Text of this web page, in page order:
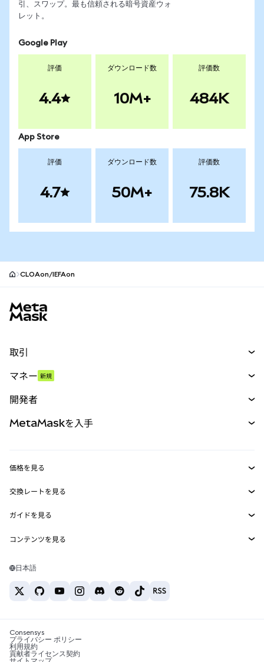
引、スワップ。最も信頼される暗号資産ウォ
レット。
Google Play
評価
4.4
ダウンロード数
10M+
評価数
484K
App Store
評価
4.7
ダウンロード数
50M+
評価数
75.8K
CLOAon/IEFAon
取引
パーペチュアル
RWA
マネー 新規
開発者
MetaMask Connect
Snaps
Web3サービス
MetaMaskを入手
セキュリティ
サポート
キャリア
お問い合わせ
価格を見る
イーサリアムの価格
Solanaの価格
Tetherの価格
交換レートを見る
ETH→USD
USDT→INR
BTC→INR
ETH→USDT
ガイドを見る
ETHの購入
USDTの購入
SHIBの購入
BNBの購入
コンテンツを見る
Solanaウォレット
税制関連ニュース
暗号資産の購入方法は？
日本語
Consensys
プライバシー ポリシー
利用規約
貢献者ライセンス契約